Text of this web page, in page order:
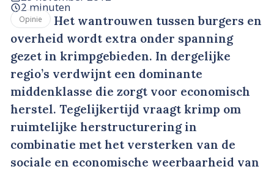
2 minuten
Opinie
Het wantrouwen tussen burgers en
overheid wordt extra onder spanning
gezet in krimpgebieden. In dergelijke
regio’s verdwijnt een dominante
middenklasse die zorgt voor economisch
herstel. Tegelijkertijd vraagt krimp om
ruimtelijke herstructurering in
combinatie met het versterken van de
sociale en economische weerbaarheid van